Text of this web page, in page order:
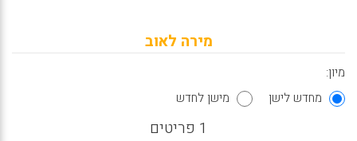
מירה לאוב
מיון:
מחדש לישן
מישן לחדש
1 פריטים